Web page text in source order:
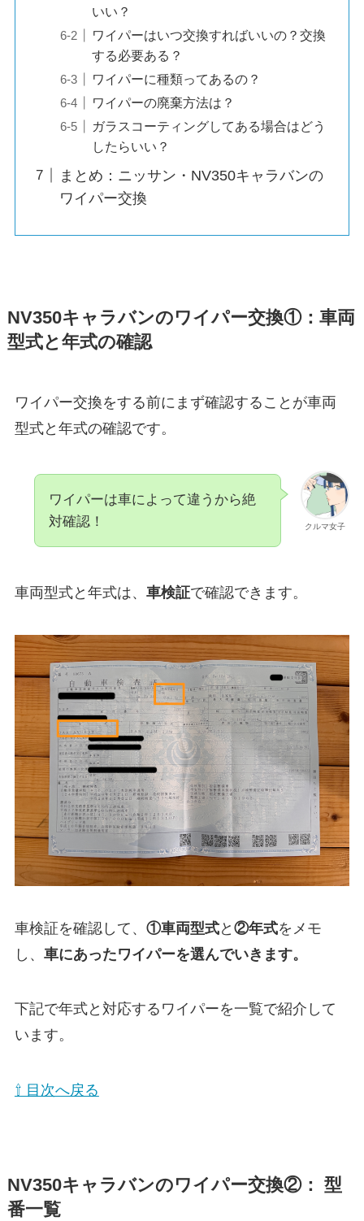
いい？
ワイパーはいつ交換すればいいの？交換
する必要ある？
ワイパーに種類ってあるの？
ワイパーの廃棄方法は？
ガラスコーティングしてある場合はどう
したらいい？
まとめ：ニッサン・NV350キャラバンの
ワイパー交換
NV350キャラバンのワイパー交換①：車両
型式と年式の確認
ワイパー交換をする前にまず確認することが車両
型式と年式の確認です。
クルマ女子
ワイパーは車によって違うから絶
対確認！
車両型式と年式は、 車検証で確認できます。
車検証を確認して、 ①車両型式と ②年式をメモ
し、 車にあったワイパーを選んでいきます。
下記で年式と対応するワイパーを一覧で紹介して
います。
⇧ 目次へ戻る
NV350キャラバンのワイパー交換②： 型
番一覧